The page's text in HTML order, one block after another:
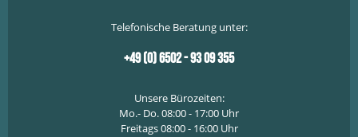
Telefonische Beratung unter:
+49 (0) 6502 - 93 09 355
Unsere Bürozeiten:
Mo.- Do. 08:00 - 17:00 Uhr
Freitags 08:00 - 16:00 Uhr